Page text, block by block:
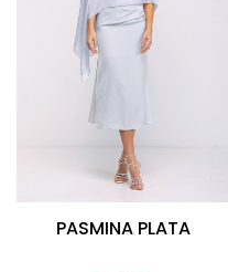
PASMINA PLATA